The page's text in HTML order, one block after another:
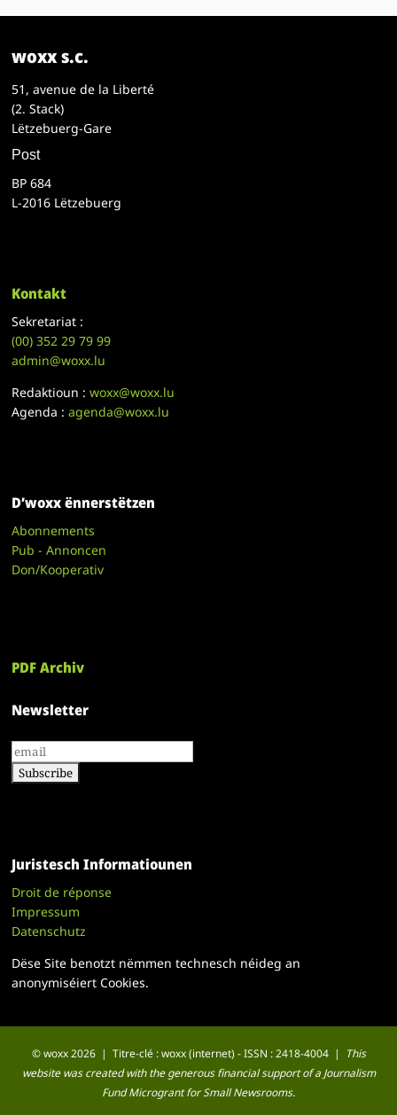
woxx s.c.
51, avenue de la Liberté
(2. Stack)
Lëtzebuerg-Gare
Post
BP 684
L-2016 Lëtzebuerg
Kontakt
Sekretariat :
(00)352 29 79 99
admin@woxx.lu
Redaktioun :woxx@woxx.lu
Agenda :agenda@woxx.lu
D’woxx ënnerstëtzen
Abonnements
Pub - Annoncen
Don/Kooperativ
PDF Archiv
Newsletter
Juristesch Informatiounen
Droit de réponse
Impressum
Datenschutz
Dëse Site benotzt nëmmen technesch néideg an
anonymiséiert Cookies.
© woxx 2026 | Titre-clé : woxx (internet) - ISSN : 2418-4004 |
This
website was created with the generous financial support of a Journalism
Fund Microgrant for Small Newsrooms.